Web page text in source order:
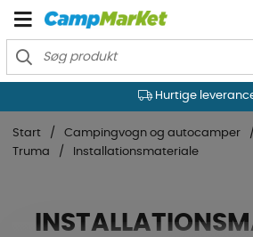
Hurtige
Start Campingvogn og autocamper
Truma
Installationsmateriale